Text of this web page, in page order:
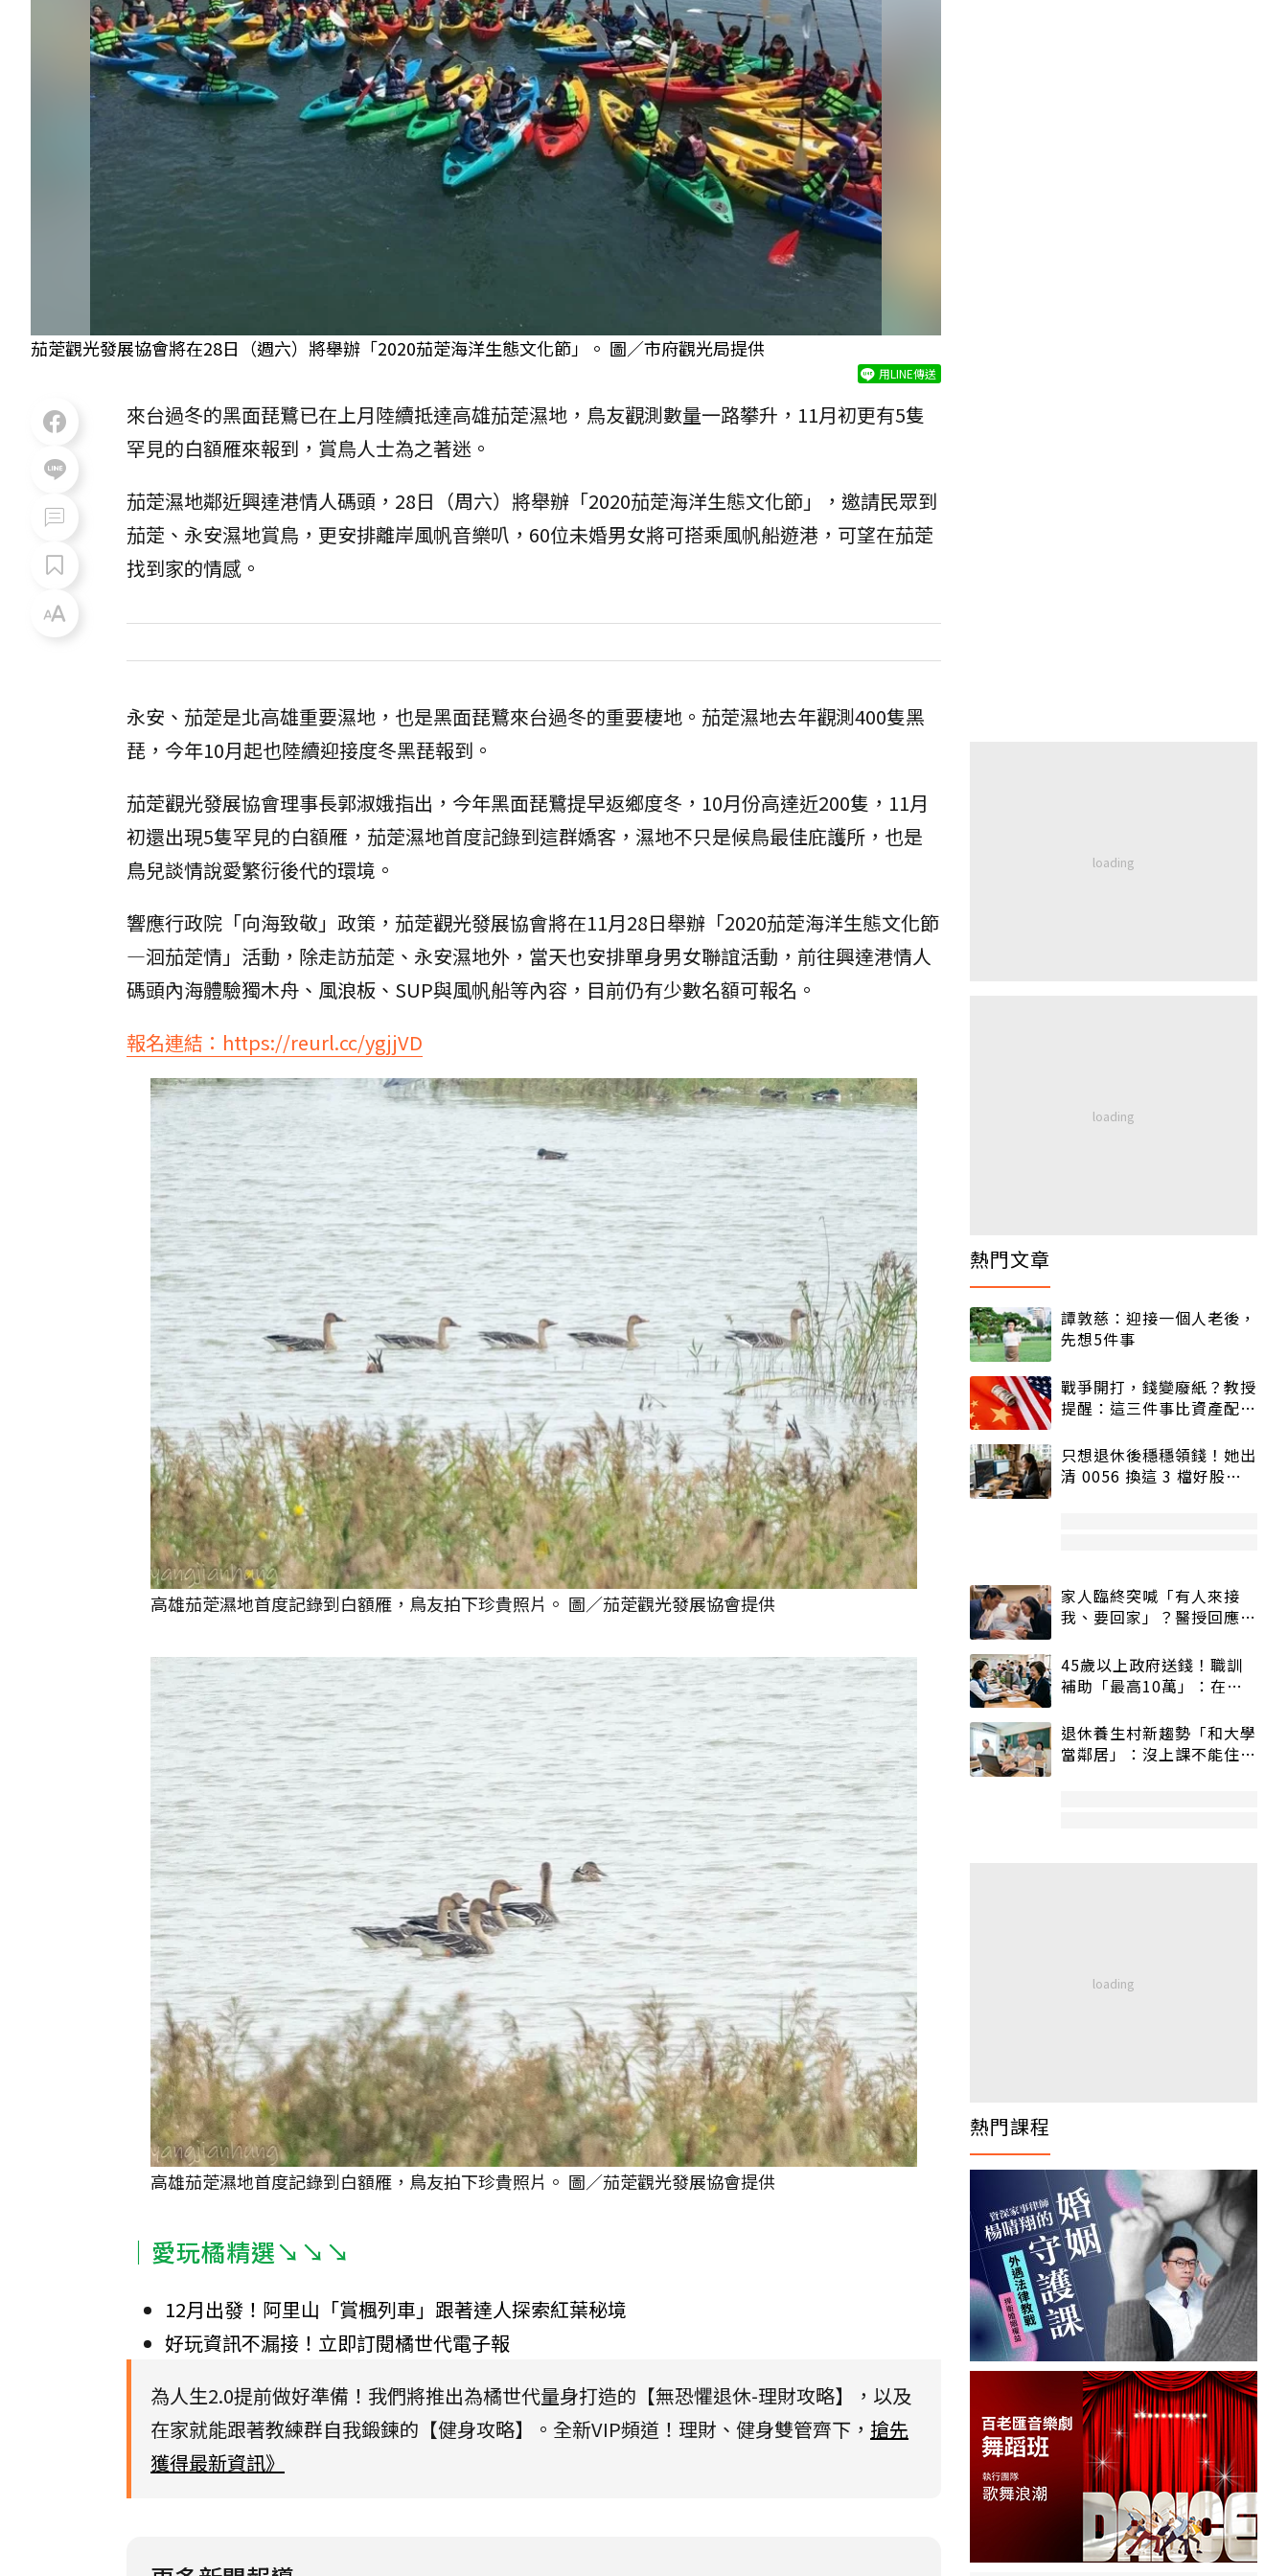
茄萣觀光發展協會將在28日（週六）將舉辦「2020茄萣海洋生態文化節」。 圖／市府觀光局提供
用LINE傳送
來台過冬的黑面琵鷺已在上月陸續抵達高雄茄萣濕地，鳥友觀測數量一路攀升，11月初更有5隻
罕見的白額雁來報到，賞鳥人士為之著迷。
茄萣濕地鄰近興達港情人碼頭，28日（周六）將舉辦「2020茄萣海洋生態文化節」，邀請民眾到
茄萣、永安濕地賞鳥，更安排離岸風帆音樂叭，60位未婚男女將可搭乘風帆船遊港，可望在茄萣
找到家的情感。
永安、茄萣是北高雄重要濕地，也是黑面琵鷺來台過冬的重要棲地。茄萣濕地去年觀測400隻黑
琵，今年10月起也陸續迎接度冬黑琵報到。
茄萣觀光發展協會理事長郭淑娥指出，今年黑面琵鷺提早返鄉度冬，10月份高達近200隻，11月
初還出現5隻罕見的白額雁，茄萣濕地首度記錄到這群嬌客，濕地不只是候鳥最佳庇護所，也是
鳥兒談情說愛繁衍後代的環境。
響應行政院「向海致敬」政策，茄萣觀光發展協會將在11月28日舉辦「2020茄萣海洋生態文化節
—洄茄萣情」活動，除走訪茄萣、永安濕地外，當天也安排單身男女聯誼活動，前往興達港情人
碼頭內海體驗獨木舟、風浪板、SUP與風帆船等內容，目前仍有少數名額可報名。
報名連結：https://reurl.cc/ygjjVD
高雄茄萣濕地首度記錄到白額雁，鳥友拍下珍貴照片。 圖／茄萣觀光發展協會提供
高雄茄萣濕地首度記錄到白額雁，鳥友拍下珍貴照片。 圖／茄萣觀光發展協會提供
｜愛玩橘精選↘↘↘
12月出發！阿里山「賞楓列車」跟著達人探索紅葉秘境
好玩資訊不漏接！立即訂閱橘世代電子報
為人生2.0提前做好準備！我們將推出為橘世代量身打造的【無恐懼退休-理財攻略】，以及
在家就能跟著教練群自我鍛鍊的【健身攻略】。全新VIP頻道！理財、健身雙管齊下， 搶先
獲得最新資訊》
熱門文章
譚敦慈：迎接一個人老後，
先想5件事
戰爭開打，錢變廢紙？教授
提醒：這三件事比資產配置
只想退休後穩穩領錢！她出
清 0056 換這 3 檔好股：
家人臨終突喊「有人來接
我、要回家」？醫授回應方
45歲以上政府送錢！職訓
補助「最高10萬」：在
退休養生村新趨勢「和大學
當鄰居」：沒上課不能住、
熱門課程